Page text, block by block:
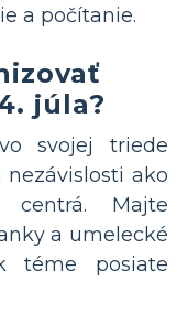
a počítanie.
júla?
svojej triede
ako
centrá. Majte
a umelecké
téme posiate